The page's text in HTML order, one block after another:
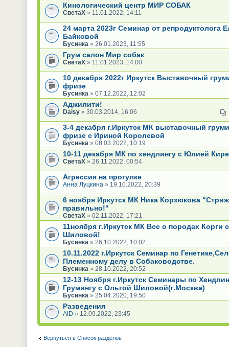
Кинологический центр МИР СОБАК
СветаХ» 11.01.2022, 14:11
24 марта 2023г Семинар от репродуктолога
Байковой
Бусинка » 26.01.2023, 11:55
Грум салон Мир собак
СветаХ» 11.01.2023, 14:00
10 декабря 2022г Иркутск Выставочный
фризе
Бусинка » 07.12.2022, 12:02
Аджилити!
Daisy» 30.03.2014, 16:06
3-4 декабря г.Иркутск МК выставочный
фризе с Ириной Королевой
Бусинка » 08.03.2022, 10:19
10-11 декабря МК по хендлингу с Юлией
СветаХ» 26.11.2022, 00:54
Агрессия на прогулке
Анна Луцкина » 19.10.2022, 20:39
6 ноября Иркутск МК Ника Корзюкова
правильно!"
СветаХ» 02.11.2022, 17:21
11ноября г.Иркутск МК Все о породах Корги
Шиловой!
Бусинка » 26.10.2022, 10:02
10.11.2022 г.Иркутск Семинар по
Племенному делу в Собаководстве.
Бусинка » 28.10.2022, 20:52
12-13 Ноября г.Иркутск Семинары по
Грумингу с Ольгой Шиловой(г.Москва)
Бусинка » 25.04.2020, 19:50
Разведения
AiD » 12.09.2022, 23:45
Вернуться в Список разделов